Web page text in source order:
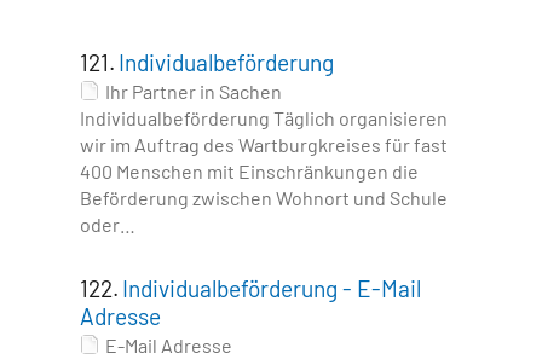
121. Individualbeförderung
Ihr Partner in Sachen
Individualbeförderung Täglich organisieren
wir im Auftrag des Wartburgkreises für fast
400 Menschen mit Einschränkungen die
Beförderung zwischen Wohnort und Schule
oder…
122. Individualbeförderung - E-Mail
Adresse
E-Mail Adresse